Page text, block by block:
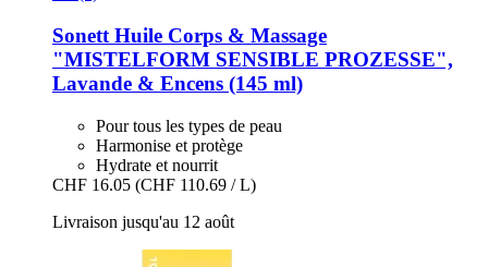
Sonett Huile Corps & Massage
"MISTELFORM SENSIBLE PROZESSE",
Lavande & Encens (145 ml)
Pour tous les types de peau
Harmonise et protège
Hydrate et nourrit
CHF 16.05 (CHF 110.69 / L)
Livraison jusqu'au 12 août